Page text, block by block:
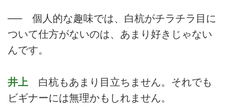
── 個人的な趣味では、白杭がチラチラ目に
ついて仕方がないのは、あまり好きじゃない
んです。
井上 白杭もあまり目立ちません。それでも
ビギナーには無理かもしれません。